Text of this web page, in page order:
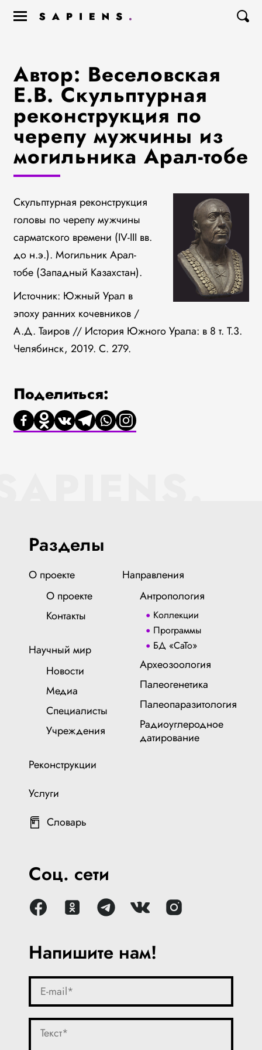
Автор: Веселовская
Е.В. Скульптурная
реконструкция по
черепу мужчины из
могильника Арал-тобе
Скульптурная реконструкция
головы по черепу мужчины
сарматского времени (IV-III вв.
до н.э.). Могильник Арал-
тобе (Западный Казахстан).
Источник: Южный Урал в
эпоху ранних кочевников /
А.Д. Таиров // История Южного Урала: в 8 т. Т.3.
Челябинск, 2019. С. 279.
Поделиться:
Напишите нам!
Разделы
О проекте
О проекте
Контакты
Научный мир
Новости
Медиа
Специалисты
Учреждения
Реконструкции
Услуги
Словарь
Направления
Антропология
Коллекции
Программы
БД «СаТо»
Археозоология
Палеогенетика
Палеопаразитология
Радиоуглеродное
датирование
Соц. сети